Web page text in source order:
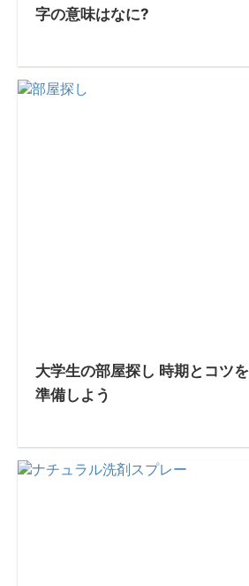
字の意味はなに?
大学生の部屋探し 時期とコツ
準備しよう